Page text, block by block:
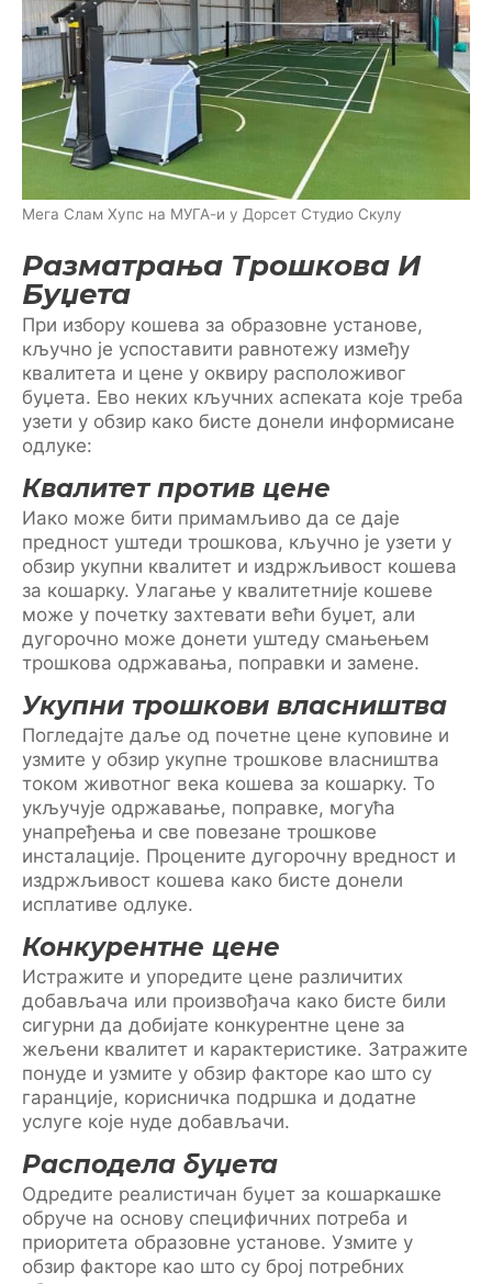
Мега Слам Хупс на МУГА-и у Дорсет Студио Скулу
Разматрања Трошкова И
Буџета
При избору кошева за образовне установе,
кључно је успоставити равнотежу између
квалитета и цене у оквиру расположивог
буџета. Ево неких кључних аспеката које треба
узети у обзир како бисте донели информисане
одлуке:
Квалитет против цене
Иако може бити примамљиво да се даје
предност уштеди трошкова, кључно је узети у
обзир укупни квалитет и издржљивост кошева
за кошарку. Улагање у квалитетније кошеве
може у почетку захтевати већи буџет, али
дугорочно може донети уштеду смањењем
трошкова одржавања, поправки и замене.
Укупни трошкови власништва
Погледајте даље од почетне цене куповине и
узмите у обзир укупне трошкове власништва
током животног века кошева за кошарку. То
укључује одржавање, поправке, могућа
унапређења и све повезане трошкове
инсталације. Процените дугорочну вредност и
издржљивост кошева како бисте донели
исплативе одлуке.
Конкурентне цене
Истражите и упоредите цене различитих
добављача или произвођача како бисте били
сигурни да добијате конкурентне цене за
жељени квалитет и карактеристике. Затражите
понуде и узмите у обзир факторе као што су
гаранције, корисничка подршка и додатне
услуге које нуде добављачи.
Расподела буџета
Одредите реалистичан буџет за кошаркашке
обруче на основу специфичних потреба и
приоритета образовне установе. Узмите у
обзир факторе као што су број потребних